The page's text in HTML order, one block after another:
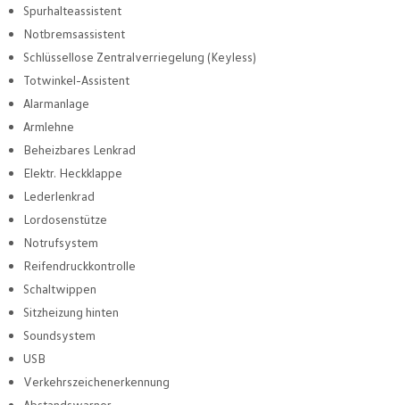
Spurhalteassistent
Notbremsassistent
Schlüssellose Zentralverriegelung (Keyless)
Totwinkel-Assistent
Alarmanlage
Armlehne
Beheizbares Lenkrad
Elektr. Heckklappe
Lederlenkrad
Lordosenstütze
Notrufsystem
Reifendruckkontrolle
Schaltwippen
Sitzheizung hinten
Soundsystem
USB
Verkehrszeichenerkennung